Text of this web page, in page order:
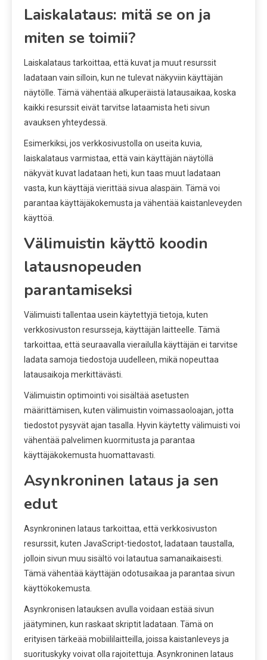
Laiskalataus: mitä se on ja
miten se toimii?
Laiskalataus tarkoittaa, että kuvat ja muut resurssit
ladataan vain silloin, kun ne tulevat näkyviin käyttäjän
näytölle. Tämä vähentää alkuperäistä latausaikaa, koska
kaikki resurssit eivät tarvitse lataamista heti sivun
avauksen yhteydessä.
Esimerkiksi, jos verkkosivustolla on useita kuvia,
laiskalataus varmistaa, että vain käyttäjän näytöllä
näkyvät kuvat ladataan heti, kun taas muut ladataan
vasta, kun käyttäjä vierittää sivua alaspäin. Tämä voi
parantaa käyttäjäkokemusta ja vähentää kaistanleveyden
käyttöä.
Välimuistin käyttö koodin
latausnopeuden
parantamiseksi
Välimuisti tallentaa usein käytettyjä tietoja, kuten
verkkosivuston resursseja, käyttäjän laitteelle. Tämä
tarkoittaa, että seuraavalla vierailulla käyttäjän ei tarvitse
ladata samoja tiedostoja uudelleen, mikä nopeuttaa
latausaikoja merkittävästi.
Välimuistin optimointi voi sisältää asetusten
määrittämisen, kuten välimuistin voimassaoloajan, jotta
tiedostot pysyvät ajan tasalla. Hyvin käytetty välimuisti voi
vähentää palvelimen kuormitusta ja parantaa
käyttäjäkokemusta huomattavasti.
Asynkroninen lataus ja sen
edut
Asynkroninen lataus tarkoittaa, että verkkosivuston
resurssit, kuten JavaScript-tiedostot, ladataan taustalla,
jolloin sivun muu sisältö voi latautua samanaikaisesti.
Tämä vähentää käyttäjän odotusaikaa ja parantaa sivun
käyttökokemusta.
Asynkronisen latauksen avulla voidaan estää sivun
jäätyminen, kun raskaat skriptit ladataan. Tämä on
erityisen tärkeää mobiililaitteilla, joissa kaistanleveys ja
suorituskyky voivat olla rajoitettuja. Asynkroninen lataus